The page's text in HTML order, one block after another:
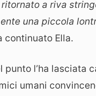
a riva
una piccola
continuato Ella.
punto l’ha lasciata
umani